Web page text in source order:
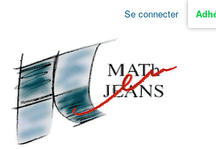
Aller
non
identifié
Se connecter